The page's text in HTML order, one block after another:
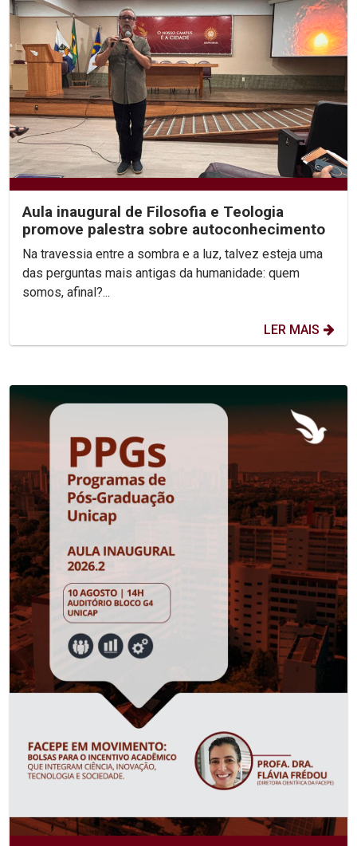
Aula inaugural de Filosofia e Teologia
promove palestra sobre autoconhecimento
Na travessia entre a sombra e a luz, talvez esteja uma
das perguntas mais antigas da humanidade: quem
somos, afinal?...
LER MAIS